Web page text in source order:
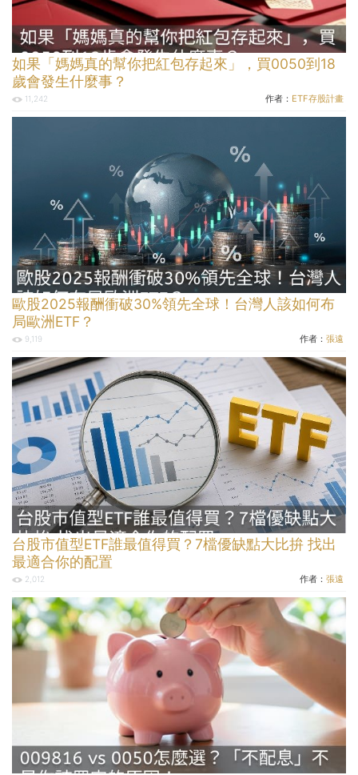
如果「媽媽真的幫你把紅包存起來」，買0050到18
歲會發生什麼事？
11,242 作者： ETF存股計畫
歐股2025報酬衝破30%領先全球！台灣人該如何布
局歐洲ETF？
9,119 作者： 張遠
台股市值型ETF誰最值得買？7檔優缺點大比拚 找出
最適合你的配置
2,012 作者： 張遠